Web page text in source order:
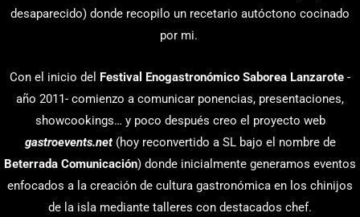
desaparecido) donde recopilo un recetario autóctono cocinado
por mi.
Con el inicio del Festival Enogastronómico Saborea Lanzarote -
año 2011- comienzo a comunicar ponencias, presentaciones,
showcookings… y poco después creo el proyecto web
gastroevents.net(hoy reconvertido a SL bajo el nombre de
Beterrada Comunicación) donde inicialmente generamos eventos
enfocados a la creación de cultura gastronómica en los chinijos
de la isla mediante talleres con destacados chef.